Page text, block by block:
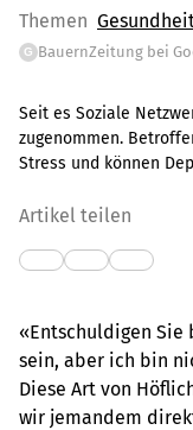
Themen
G BauernZeitung bei
Seit es Soziale
zugenommen.
Stress und können
Artikel teilen
«Entschuldigen
sein, aber ich bin
Diese Art von
wir jemandem